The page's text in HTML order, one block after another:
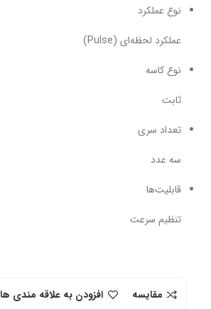
نوع عملکرد
عملکرد لحظه‌ای (Pulse)
نوع کاسه
ثابت
تعداد سری
سه عدد
قابلیت‌ها
تنظیم سرعت
مقایسه
افزودن به علاقه مندی ها